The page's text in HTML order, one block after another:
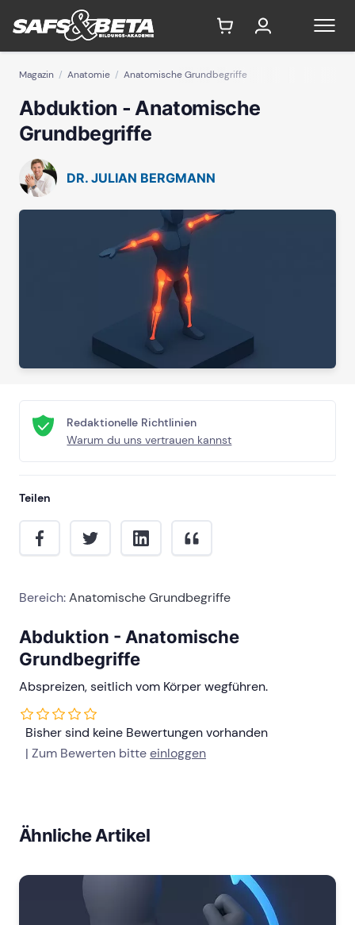
Magazin Anatomie Anatomische Grundbegriffe
Abduktion - Anatomische
Grundbegriffe
DR. JULIAN BERGMANN
Redaktionelle Richtlinien
Warum du uns vertrauen kannst
Teilen
Bereich:Anatomische Grundbegriffe
Abduktion - Anatomische
Grundbegriffe
Abspreizen, seitlich vom Körper wegführen.
Bisher sind keine Bewertungen vorhanden
| Zum Bewerten bitteeinloggen
Ähnliche Artikel